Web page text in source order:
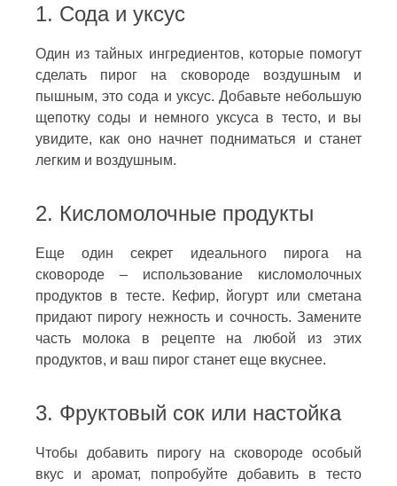
1. Сода и уксус
Один из тайных ингредиентов, которые помогут
сделать пирог на сковороде воздушным и
пышным, это сода и уксус. Добавьте небольшую
щепотку соды и немного уксуса в тесто, и вы
увидите, как оно начнет подниматься и станет
легким и воздушным.
2. Кисломолочные продукты
Еще один секрет идеального пирога на
сковороде – использование кисломолочных
продуктов в тесте. Кефир, йогурт или сметана
придают пирогу нежность и сочность. Замените
часть молока в рецепте на любой из этих
продуктов, и ваш пирог станет еще вкуснее.
3. Фруктовый сок или настойка
Чтобы добавить пирогу на сковороде особый
вкус и аромат, попробуйте добавить в тесто